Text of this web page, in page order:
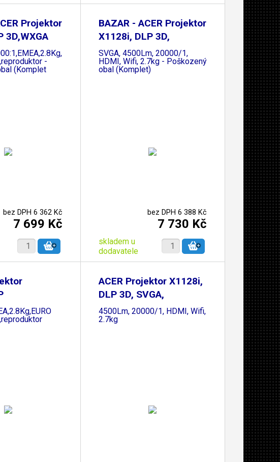
Projektor
3D,WXGA
-
(Komplet
bez DPH 6 362 Kč
7 699 Kč
BAZAR - ACER Projektor
X1128i, DLP 3D,
SVGA, 4500Lm, 20000/1,
HDMI, Wifi, 2.7kg - Poškozený
obal (Komplet)
bez DPH 6 388 Kč
7 730 Kč
skladem u
dodavatele
ACER Projektor X1128i,
DLP 3D, SVGA,
4500Lm, 20000/1, HDMI, Wifi,
2.7kg